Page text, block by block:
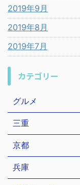
2019年9月
2019年8月
2019年7月
カテゴリー
グルメ
三重
京都
兵庫